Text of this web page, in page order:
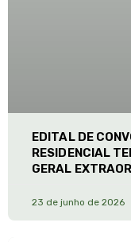
EDITAL DE
RESIDENCIAL
GERAL
23 de junho de 2026